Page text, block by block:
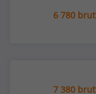
6 780
7 380